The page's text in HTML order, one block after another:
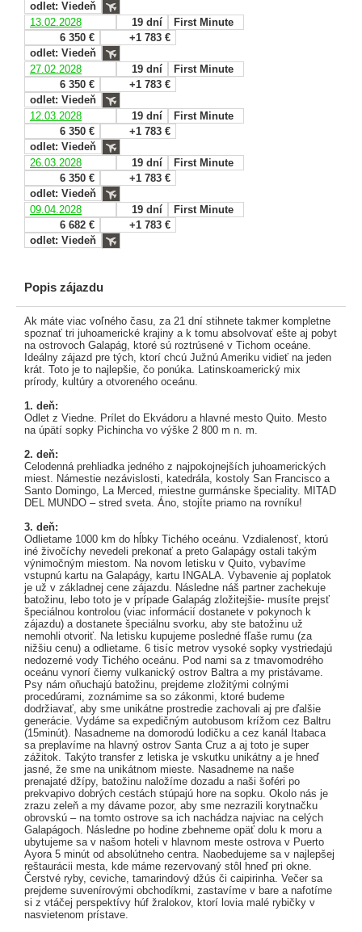
odlet: Viedeň
13.02.2028
19 dní
First Minute
6 350 €
+1 783 €
odlet: Viedeň
27.02.2028
19 dní
First Minute
6 350 €
+1 783 €
odlet: Viedeň
12.03.2028
19 dní
First Minute
6 350 €
+1 783 €
odlet: Viedeň
26.03.2028
19 dní
First Minute
6 350 €
+1 783 €
odlet: Viedeň
09.04.2028
19 dní
First Minute
6 682 €
+1 783 €
odlet: Viedeň
Popis zájazdu
Ak máte viac voľného času, za 21 dní stihnete takmer kompletne
spoznať tri juhoamerické krajiny a k tomu absolvovať ešte aj pobyt
na ostrovoch Galapág, ktoré sú roztrúsené v Tichom oceáne.
Ideálny zájazd pre tých, ktorí chcú Južnú Ameriku vidieť na jeden
krát. Toto je to najlepšie, čo ponúka. Latinskoamerický mix
prírody, kultúry a otvoreného oceánu.
1. deň:
Odlet z Viedne. Prílet do Ekvádoru a hlavné mesto Quito. Mesto
na úpätí sopky Pichincha vo výške 2 800 m n. m.
2. deň:
Celodenná prehliadka jedného z najpokojnejších juhoamerických
miest. Námestie nezávislosti, katedrála, kostoly San Francisco a
Santo Domingo, La Merced, miestne gurmánske špeciality. MITAD
DEL MUNDO – stred sveta. Áno, stojíte priamo na rovníku!
3. deň:
Odlietame 1000 km do hĺbky Tichého oceánu. Vzdialenosť, ktorú
iné živočíchy nevedeli prekonať a preto Galapágy ostali takým
výnimočným miestom. Na novom letisku v Quito, vybavíme
vstupnú kartu na Galapágy, kartu INGALA. Vybavenie aj poplatok
je už v základnej cene zájazdu. Následne náš partner zachekuje
batožinu, lebo toto je v prípade Galapág zložitejšie- musíte prejsť
špeciálnou kontrolou (viac informácií dostanete v pokynoch k
zájazdu) a dostanete špeciálnu svorku, aby ste batožinu už
nemohli otvoriť. Na letisku kupujeme posledné fľaše rumu (za
nižšiu cenu) a odlietame. 6 tisíc metrov vysoké sopky vystriedajú
nedozerné vody Tichého oceánu. Pod nami sa z tmavomodrého
oceánu vynorí čierny vulkanický ostrov Baltra a my pristávame.
Psy nám oňuchajú batožinu, prejdeme zložitými colnými
procedúrami, zoznámime sa so zákonmi, ktoré budeme
dodržiavať, aby sme unikátne prostredie zachovali aj pre ďalšie
generácie. Vydáme sa expedičným autobusom krížom cez Baltru
(15minút). Nasadneme na domorodú lodičku a cez kanál Itabaca
sa preplavíme na hlavný ostrov Santa Cruz a aj toto je super
zážitok. Takýto transfer z letiska je vskutku unikátny a je hneď
jasné, že sme na unikátnom mieste. Nasadneme na naše
prenajaté džípy, batožinu naložíme dozadu a naši šoféri po
prekvapivo dobrých cestách stúpajú hore na sopku. Okolo nás je
zrazu zeleň a my dávame pozor, aby sme nezrazili korytnačku
obrovskú – na tomto ostrove sa ich nachádza najviac na celých
Galapágoch. Následne po hodine zbehneme opäť dolu k moru a
ubytujeme sa v našom hoteli v hlavnom meste ostrova v Puerto
Ayora 5 minút od absolútneho centra. Naobedujeme sa v najlepšej
reštaurácii mesta, kde máme rezervovaný stôl hneď pri okne.
Čerstvé ryby, ceviche, tamarindový džús či caipirinha. Večer sa
prejdeme suvenírovými obchodíkmi, zastavíme v bare a nafotíme
si z vtáčej perspektívy húf žralokov, ktorí lovia malé rybičky v
nasvietenom prístave.